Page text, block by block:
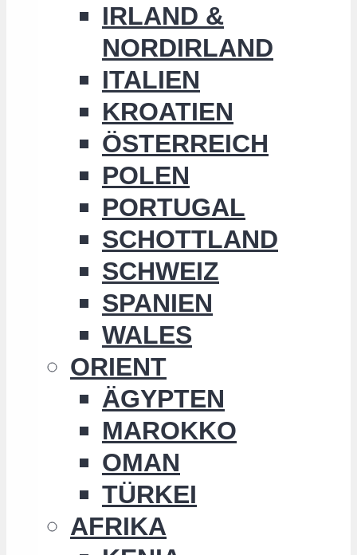
IRLAND &
NORDIRLAND
ITALIEN
KROATIEN
ÖSTERREICH
POLEN
PORTUGAL
SCHOTTLAND
SCHWEIZ
SPANIEN
WALES
ORIENT
ÄGYPTEN
MAROKKO
OMAN
TÜRKEI
AFRIKA